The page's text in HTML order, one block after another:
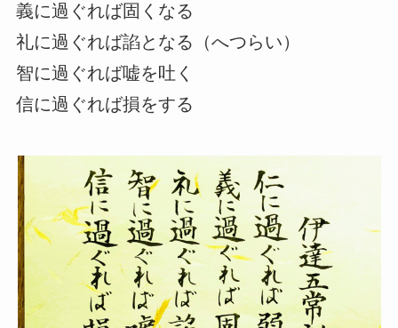
義に過ぐれば固くなる
礼に過ぐれば諂となる（へつらい）
智に過ぐれば嘘を吐く
信に過ぐれば損をする